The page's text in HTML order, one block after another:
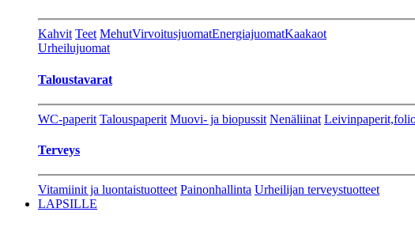
Kahvit Teet MehutVirvoitusjuomatEnergiajuomatKaakaot
Urheilujuomat
Taloustavarat
WC-paperit Talouspaperit Muovi- ja biopussit Nenäliinat
Terveys
Vitamiinit ja luontaistuotteet Painonhallinta Urheilijan terveystuotteet
LAPSILLE